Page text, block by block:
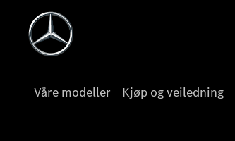
Våre modeller Kjøp og veiledning